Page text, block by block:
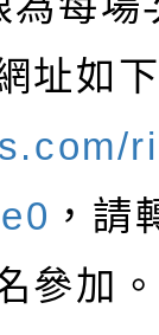
址如
，請
參加